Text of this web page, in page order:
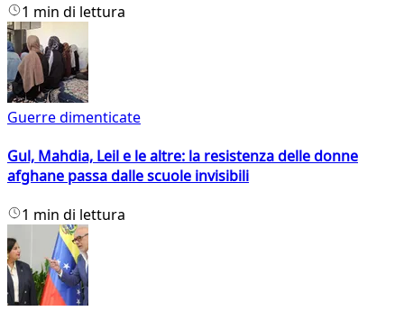
1 min di lettura
Guerre dimenticate
Gul, Mahdia, Leil e le altre: la resistenza delle donne
afghane passa dalle scuole invisibili
1 min di lettura